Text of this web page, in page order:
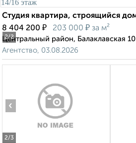
2/2
Студия квартира, строящийся
8 404 200 ₽ 203 000 ₽ за м²
Центральный район, Балаклавская 10
Агентство, 03.08.2026
2/3
‹